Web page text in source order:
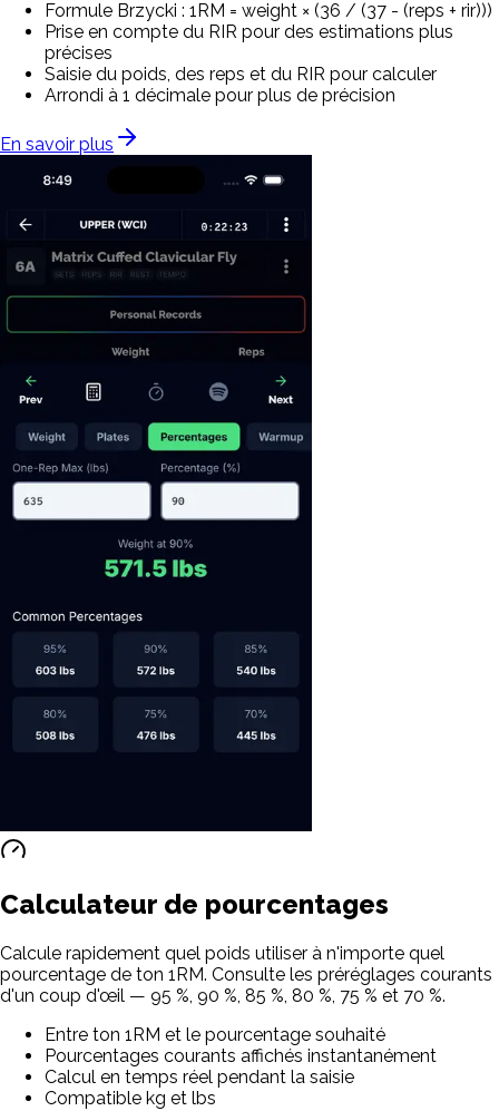
Formule Brzycki : 1RM = weight × (36 / (37 - (reps + rir)))
Prise en compte du RIR pour des estimations plus
précises
Saisie du poids, des reps et du RIR pour calculer
Arrondi à 1 décimale pour plus de précision
En savoir plus
Calculateur de pourcentages
Calcule rapidement quel poids utiliser à n'importe quel
pourcentage de ton 1RM. Consulte les préréglages courants
d'un coup d'œil — 95 %, 90 %, 85 %, 80 %, 75 % et 70 %.
Entre ton 1RM et le pourcentage souhaité
Pourcentages courants affichés instantanément
Calcul en temps réel pendant la saisie
Compatible kg et lbs